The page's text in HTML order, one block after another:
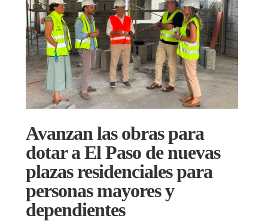
Avanzan las obras para
dotar a El Paso de nuevas
plazas residenciales para
personas mayores y
dependientes